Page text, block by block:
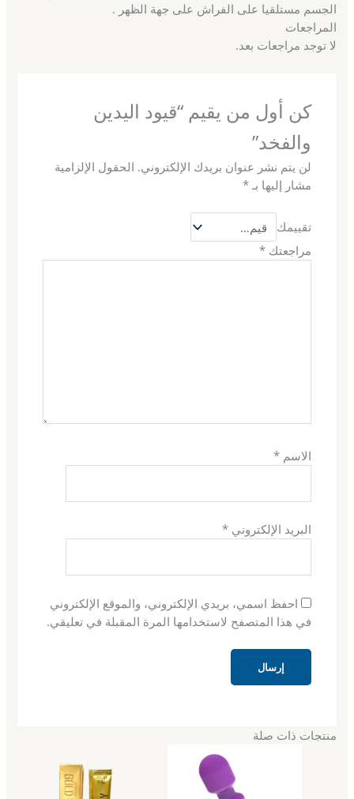
الجسم مستلقيا على الفراش على جهة الظهر .
المراجعات
لا توجد مراجعات بعد.
كن أول من يقيم “قيود اليدين
والفخد”
لن يتم نشر عنوان بريدك الإلكتروني. الحقول الإلزامية
مشار إليها بـ *
تقييمك
مراجعتك *
الاسم *
البريد الإلكتروني *
احفظ اسمي، بريدي الإلكتروني، والموقع الإلكتروني
في هذا المتصفح لاستخدامها المرة المقبلة في تعليقي.
منتجات ذات صلة